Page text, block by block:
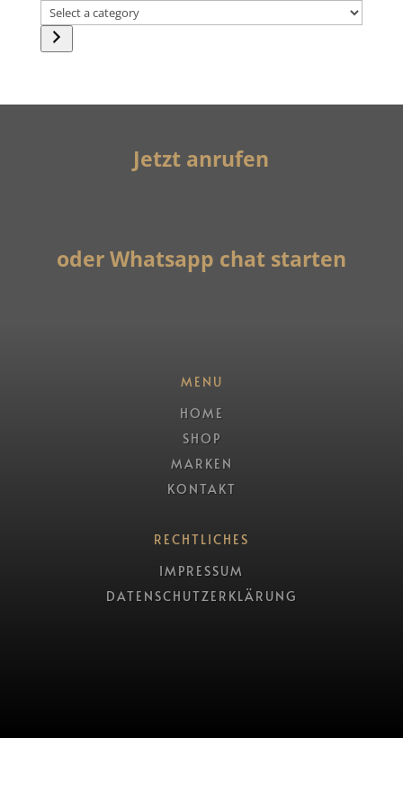
Select
a
category
Jetzt anrufen
oder Whatsapp chat starten
MENU
HOME
SHOP
MARKEN
KONTAKT
RECHTLICHES
IMPRESSUM
DATENSCHUTZERKLÄRUNG